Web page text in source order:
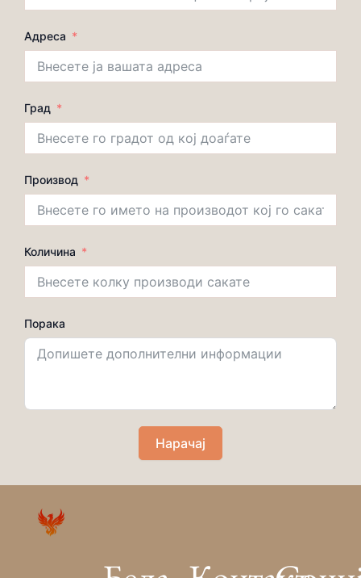
Адреса
Град
Производ
Количина
Порака
Нарачај